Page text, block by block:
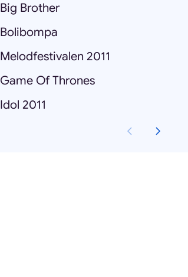
Big Brother
Bolibompa
Melodfestivalen 2011
Game Of Thrones
Idol 2011